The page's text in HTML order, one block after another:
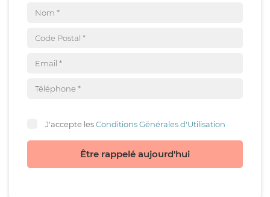
J'accepte lesConditions Générales d'Utilisation
Être rappelé aujourd'hui